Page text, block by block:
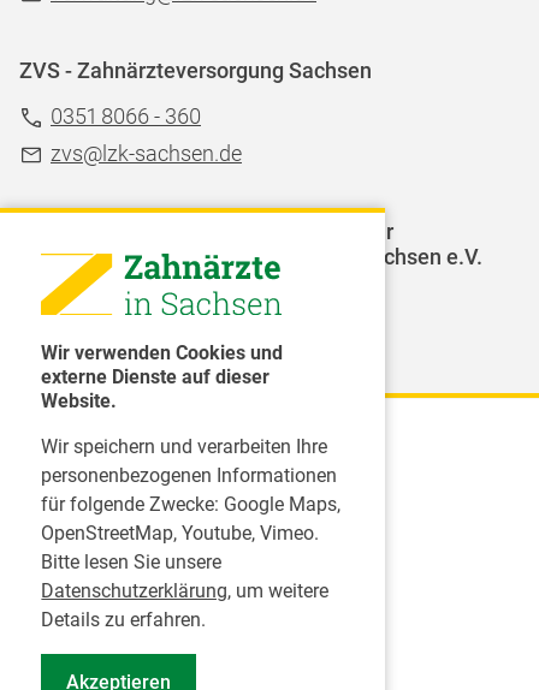
Wir verwenden Cookies und
externe Dienste auf dieser
Website.
Wir speichern und verarbeiten Ihre
personenbezogenen Informationen
für folgende Zwecke: Google Maps,
OpenStreetMap, Youtube, Vimeo.
Bitte lesen Sie unsere
Datenschutzerklärung, um weitere
Details zu erfahren.
Akzeptieren
ZVS - Zahnärzteversorgung Sachsen
0351 8066 - 360
zvs@lzk-sachsen.de
LAGZ - Landesarbeitsgemeinschaft für
Jugendzahnpflege des Freistaates Sachsen e.V.
Karriere
Inserate
Praktikum in einer Zahnarztpraxis
Jobs im Zahnärztehaus
Presse
Pressemitteilungen